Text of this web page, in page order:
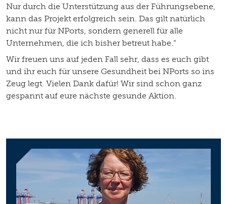
Nur durch die Unterstützung aus der Führungsebene,
kann das Projekt erfolgreich sein. Das gilt natürlich
nicht nur für NPorts, sondern generell für alle
Unternehmen, die ich bisher betreut habe.“
Wir freuen uns auf jeden Fall sehr, dass es euch gibt
und ihr euch für unsere Gesundheit bei NPorts so ins
Zeug legt. Vielen Dank dafür! Wir sind schon ganz
gespannt auf eure nächste gesunde Aktion.